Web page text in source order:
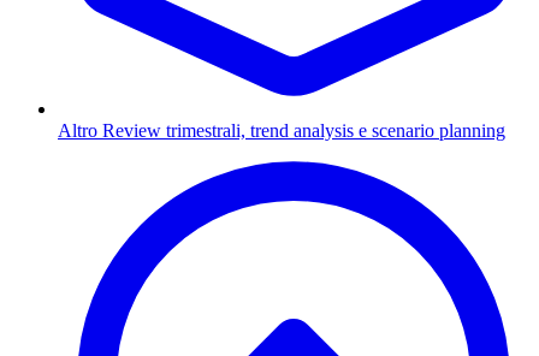
Altro Review trimestrali, trend analysis e scenario planning